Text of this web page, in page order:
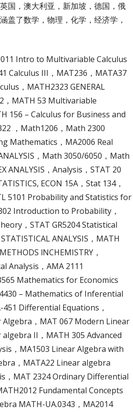
国，澳大利亚，新加坡，德国，俄
盖了数学，物理，化学，经济学，
Intro to Multivariable Calculus
Calculus III，MAT236，MATA37
，MATH2323 GENERAL
，MATH 53 Multivariable
156 – Calculus for Business and
，Math1206，Math 2300
Mathematics，MA2006 Real
，Math 3050/6050，Math
ANALYSIS，Analysis，STAT 20
ECON 15A，Stat 134，
5101 Probability and Statistics for
Introduction to Probability，
，STAT GR5204 Statistical
ANALYSIS，MATH
lNCHEMISTRY，
Analysis，AMA 2111
Mathematics for Economics
– Mathematics of Inferential
Differential Equations，
Algebra，MAT 067 Modern Linear
II，MATH 305 Advanced
，MA1503 Linear Algebra with
，MATA22 Linear algebra
，MAT 2324 Ordinary Differential
Fundamental Concepts
MATH-UA.0343，MA2014